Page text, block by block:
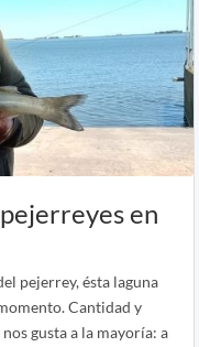
en
pejerrey, ésta laguna
Cantidad y
gusta a la mayoría: a